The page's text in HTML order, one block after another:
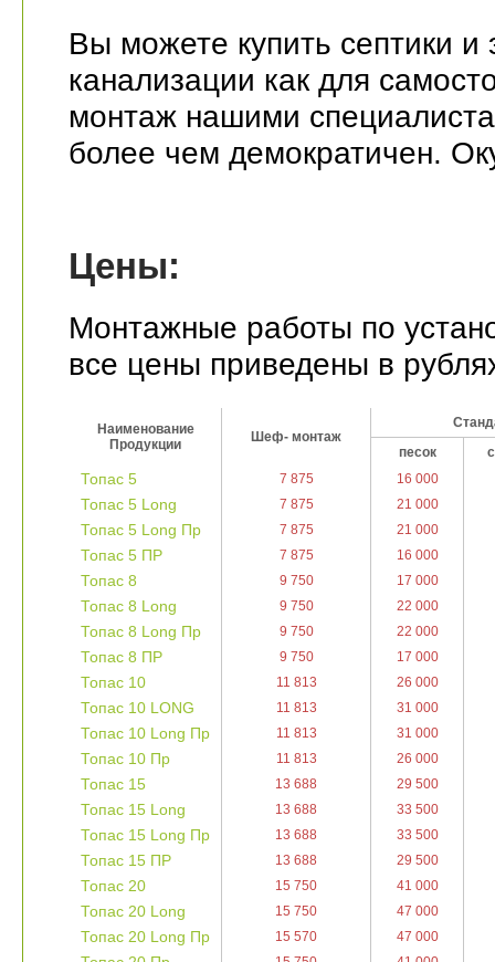
Вы можете купить септики
канализации как для
монтаж нашими
более чем демократичен.
Цены:
Монтажные работы по
все цены приведены в
Наименование
Продукции
Наименование
Продукции
Шеф- монтаж
Шеф- монтаж
песок
песок
Топас 5 7 875 16 000
Топас 5 Long 7 875 21 000
Топас 5 Long Пр 7 875 21 000
Топас 5 ПР 7 875 16 000
Топас 8 9 750 17 000
Топас 8 Long 9 750 22 000
Топас 8 Long Пр 9 750 22 000
Топас 8 ПР 9 750 17 000
Топас 10 11 813 26 000
Топас 10 LONG 11 813 31 000
Топас 10 Long Пр 11 813 31 000
Топас 10 Пр 11 813 26 000
Топас 15 13 688 29 500
Топас 15 Long 13 688 33 500
Топас 15 Long Пр 13 688 33 500
Топас 15 ПР 13 688 29 500
Топас 20 15 750 41 000
Топас 20 Long 15 750 47 000
Топас 20 Long Пр 15 570 47 000